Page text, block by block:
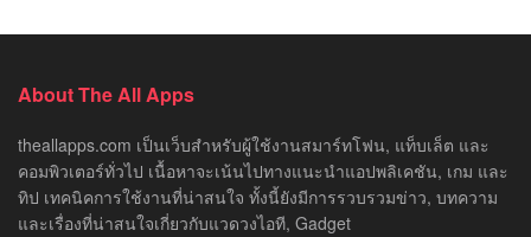
About The All Apps
theallapps.com เป็นเว็บสำหรับผู้ใช้งานสมาร์ทโฟน, แท็บเล็ต และ
คอมพิวเตอร์ทั่วไป เนื้อหาจะเน้นไปทางแนะนำแอปพลิเคชัน, เกม และ
ทิป เทคนิคการใช้งานที่น่าสนใจ ทั้งนี้ยังมีการรวบรวมข่าว, บทความ
และเรื่องที่น่าสนใจเกี่ยวกับแวดวงไอที, Gadget